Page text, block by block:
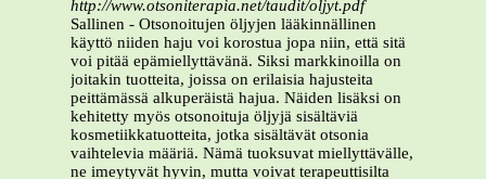
http://www.otsoniterapia.net/taudit/oljyt.pdf
Sallinen - Otsonoitujen öljyjen lääkinnällinen
käyttö niiden haju voi korostua jopa niin, että sitä
voi pitää epämiellyttävänä. Siksi markkinoilla on
joitakin tuotteita, joissa on erilaisia hajusteita
peittämässä alkuperäistä hajua. Näiden lisäksi on
kehitetty myös otsonoituja öljyjä sisältäviä
kosmetiikkatuotteita, jotka sisältävät otsonia
vaihtelevia määriä. Nämä tuoksuvat miellyttävälle,
ne imeytyvät hyvin, mutta voivat terapeuttisilta